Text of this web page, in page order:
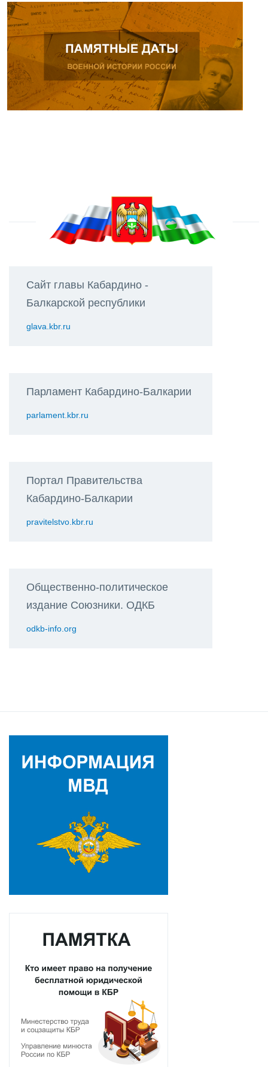
Сайт главы Кабардино -
Балкарской республики
glava.kbr.ru
Парламент Кабардино-Балкарии
parlament.kbr.ru
Портал Правительства
Кабардино-Балкарии
pravitelstvo.kbr.ru
Общественно-политическое
издание Союзники. ОДКБ
odkb-info.org